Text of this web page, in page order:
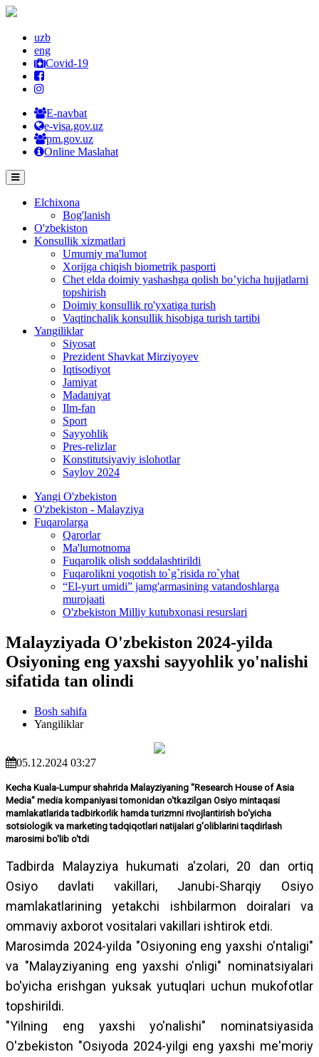
uzb
eng
Covid-19
E-navbat
e-visa.gov.uz
pm.gov.uz
Online Maslahat
Elchixona
Bog'lanish
O'zbekiston
Konsullik xizmatlari
Umumiy ma'lumot
Xorijga chiqish biometrik pasporti
Chet elda doimiy yashashga qolish bo’yicha hujjatlarni
topshirish
Doimiy konsullik ro'yxatiga turish
Vaqtinchalik konsullik hisobiga turish tartibi
Yangiliklar
Siyosat
Prezident Shavkat Mirziyoyev
Iqtisodiyot
Jamiyat
Madaniyat
Ilm-fan
Sport
Sayyohlik
Pres-relizlar
Konstitutsiyaviy islohotlar
Saylov 2024
Yangi O'zbekiston
O'zbekiston - Malayziya
Fuqarolarga
Qarorlar
Ma'lumotnoma
Fuqarolik olish soddalashtirildi
Fuqarolikni yoqotish to`g`risida ro`yhat
“El-yurt umidi” jamg'armasining vatandoshlarga
murojaati
O'zbekiston Milliy kutubxonasi resurslari
Malayziyada O'zbekiston 2024-yilda
Osiyoning eng yaxshi sayyohlik yo'nalishi
sifatida tan olindi
Bosh sahifa
Yangiliklar
05.12.2024 03:27
Kecha Kuala-Lumpur shahrida Malayziyaning "Research House of Asia
Media" media kompaniyasi tomonidan o'tkazilgan Osiyo mintaqasi
mamlakatlarida tadbirkorlik hamda turizmni rivojlantirish bo'yicha
sotsiologik va marketing tadqiqotlari natijalari g'oliblarini taqdirlash
marosimi bo'lib o'tdi
Tadbirda Malayziya hukumati a'zolari, 20 dan ortiq
Osiyo davlati vakillari, Janubi-Sharqiy Osiyo
mamlakatlarining yetakchi ishbilarmon doiralari va
ommaviy axborot vositalari vakillari ishtirok etdi.
Marosimda 2024-yilda "Osiyoning eng yaxshi o'ntaligi"
va "Malayziyaning eng yaxshi o'nligi" nominatsiyalari
bo'yicha erishgan yuksak yutuqlari uchun mukofotlar
topshirildi.
"Yilning eng yaxshi yo'nalishi" nominatsiyasida
O'zbekiston "Osiyoda 2024-yilgi eng yaxshi me'moriy